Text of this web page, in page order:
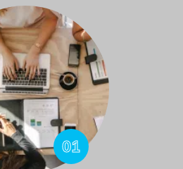
01